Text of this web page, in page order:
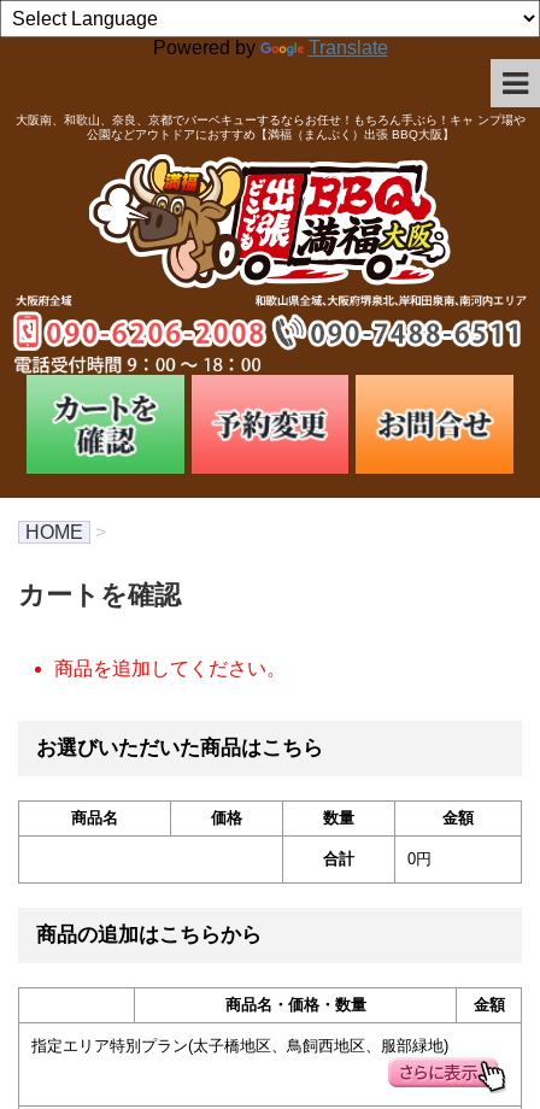
Powered by Translate
大阪南、和歌山、奈良、京都でバーベキューするならお任せ！もちろん手ぶら！キャ ンプ場や
公園などアウトドアにおすすめ【満福（まんぷく）出張 BBQ大阪】
HOME >
カートを確認
商品を追加してください。
お選びいただいた商品はこちら
商品名 価格 数量 金額
合計 0円
商品の追加はこちらから
商品名・価格・数量 金額
指定エリア特別プラン(太子橋地区、鳥飼西地区、服部緑地)